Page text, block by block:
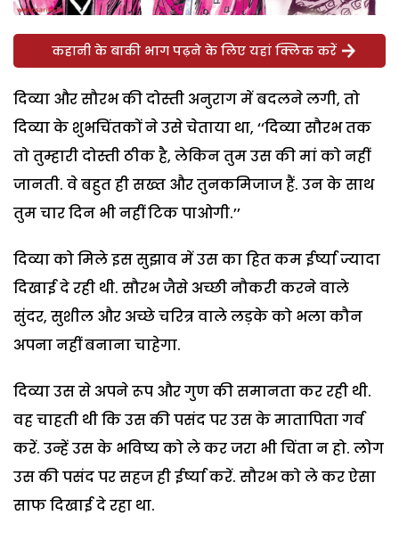
कहानी के बाकी भाग पढ़ने के लिए यहां क्लिक करें
दिव्या और सौरभ की दोस्ती अनुराग में बदलने लगी, तो
दिव्या के शुभचिंतकों ने उसे चेताया था, ‘‘दिव्या सौरभ तक
तो तुम्हारी दोस्ती ठीक है, लेकिन तुम उस की मां को नहीं
जानती. वे बहुत ही सख्त और तुनकमिजाज हैं. उन के साथ
तुम चार दिन भी नहीं टिक पाओगी.’’
दिव्या को मिले इस सुझाव में उस का हित कम ईर्ष्या ज्यादा
दिखाई दे रही थी. सौरभ जैसे अच्छी नौकरी करने वाले
सुंदर, सुशील और अच्छे चरित्र वाले लड़के को भला कौन
अपना नहीं बनाना चाहेगा.
दिव्या उस से अपने रूप और गुण की समानता कर रही थी.
वह चाहती थी कि उस की पसंद पर उस के मातापिता गर्व
करें. उन्हें उस के भविष्य को ले कर जरा भी चिंता न हो. लोग
उस की पसंद पर सहज ही ईर्ष्या करें. सौरभ को ले कर ऐसा
साफ दिखाई दे रहा था.